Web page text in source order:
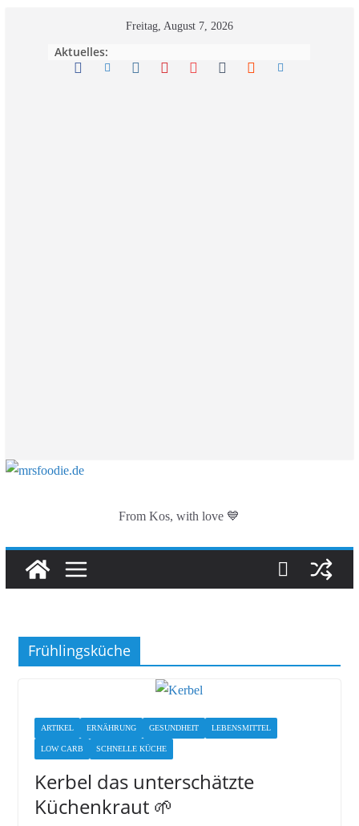
Freitag, August 7, 2026
Aktuelles:
From Kos, with love 💙
Frühlingsküche
ARTIKEL ERNÄHRUNG GESUNDHEIT LEBENSMITTEL
LOW CARB SCHNELLE KÜCHE
Kerbel das unterschätzte
Küchenkraut 🌱